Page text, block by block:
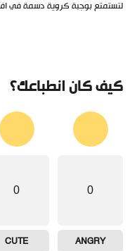
لتستمتع بوجبة كروية دسمة في
كيف كان انطباعك؟
0
ANGRY
0
CUTE